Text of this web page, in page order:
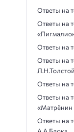
Ответы на
Ответы на
Ответы на
Ответы на
Л.Н.Толстой
Ответы на
Ответы на
«Матрёнин
Ответы на